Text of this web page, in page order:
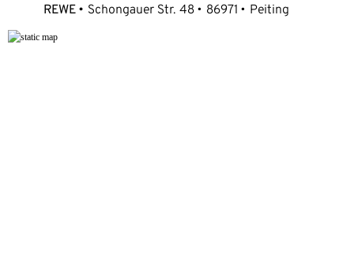
REWE Schongauer Str. 48 86971 Peiting